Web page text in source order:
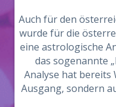
Auch für den
wurde für die
eine astrologische
das sogenannte
Analyse hat bereits
Ausgang, sondern